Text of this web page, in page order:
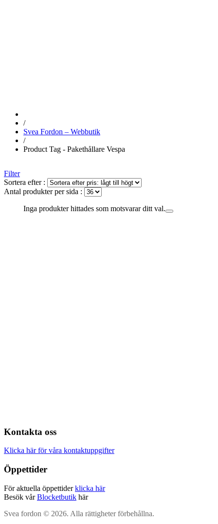
/
Svea Fordon – Webbutik
/
Product Tag - Pakethållare Vespa
Filter
Sortera efter :
Antal produkter per sida :
Inga produkter hittades som motsvarar ditt val.
Kontakta oss
Klicka här för våra kontaktuppgifter
Öppettider
För aktuella öppettiderklicka här
Besök vårBlocketbutik här
Svea fordon © 2026. Alla rättigheter förbehållna.